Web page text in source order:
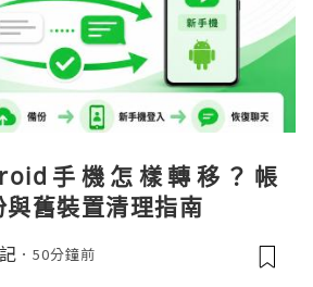
手機怎樣轉移？帳
舊裝置清理指南
50分鐘前